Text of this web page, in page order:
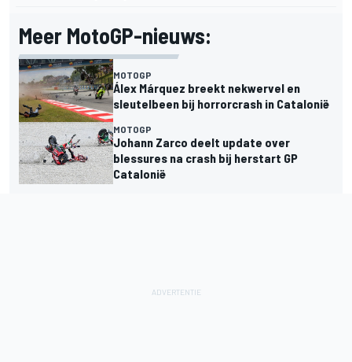
Meer MotoGP-nieuws:
MOTOGP
Álex Márquez breekt nekwervel en
sleutelbeen bij horrorcrash in Catalonië
MOTOGP
Johann Zarco deelt update over
blessures na crash bij herstart GP
Catalonië